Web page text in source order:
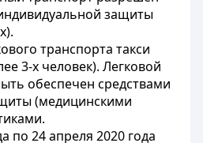
защиты
транспорта такси
3-х человек). Легковой
обеспечен средствами
(медицинскими
по 24 апреля 2020 года